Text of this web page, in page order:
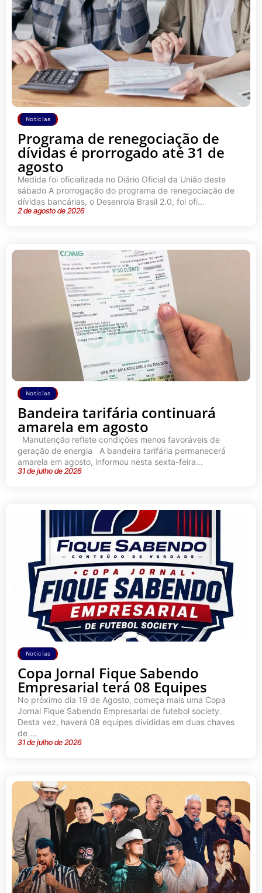
Notícias
Programa de renegociação de
dívidas é prorrogado até 31 de
agosto
Medida foi oficializada no Diário Oficial da União deste
sábado A prorrogação do programa de renegociação de
dívidas bancárias, o Desenrola Brasil 2.0, foi ofi...
2 de agosto de 2026
Notícias
Bandeira tarifária continuará
amarela em agosto
Manutenção reflete condições menos favoráveis de
geração de energia A bandeira tarifária permanecerá
amarela em agosto, informou nesta sexta-feira...
31 de julho de 2026
Notícias
Copa Jornal Fique Sabendo
Empresarial terá 08 Equipes
No próximo dia 19 de Agosto, começa mais uma Copa
Jornal Fique Sabendo Empresarial de futebol society.
Desta vez, haverá 08 equipes divididas em duas chaves
de ...
31 de julho de 2026